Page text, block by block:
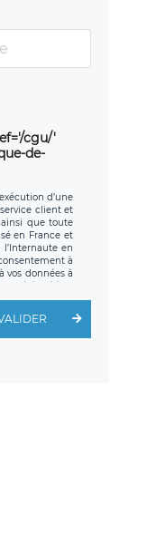
cgu/'
de-
d’une
client et
que toute
en France et
en
à
vos données à
délégué à la
mail suivante :
réclamation